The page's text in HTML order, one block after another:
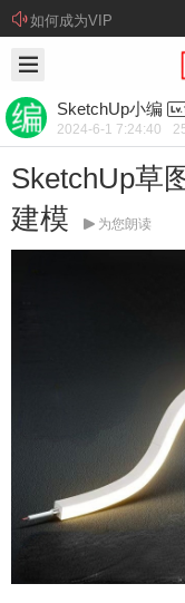
如何成为VIP
SketchUp小编
2024-6-1 7:24:40
SketchUp草
建模
为您朗读
SketchUp小编 @
SketchUp草
快速演示视频：
费）：https://
完整教程下载：
教程，需要您先